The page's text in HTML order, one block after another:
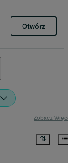
Otwórz
Zobacz